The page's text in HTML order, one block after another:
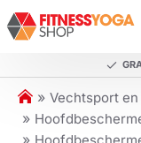
h
o
m
Vechtsport